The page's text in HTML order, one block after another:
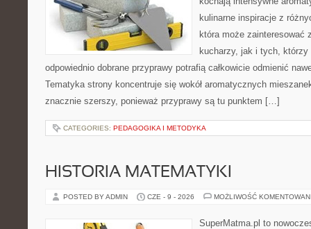
kulinarne inspiracje z
która może zainteresować
kucharzy, jak i tych, którzy
odpowiednio dobrane przyprawy potrafią całkowicie odmienić
Tematyka strony koncentruje się wokół aromatycznych
znacznie szerszy, ponieważ przyprawy są tu punktem […]
CATEGORIES: PEDAGOGIKA I METODYKA
HISTORIA MATEMATYKI
POSTED BY ADMIN CZE - 9 - 2026 MOŻLIWOŚĆ
SuperMatma.pl to